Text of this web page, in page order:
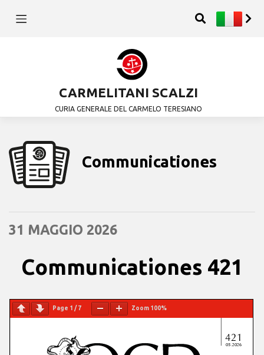
CARMELITANI SCALZI
CURIA GENERALE DEL CARMELO TERESIANO
Communicationes
31 MAGGIO 2026
Communicationes 421
Page 1 /7 Zoom 100%